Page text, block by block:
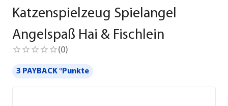
Katzenspielzeug Spielangel
Angelspaß Hai & Fischlein
(0)
3 PAYBACK °Punkte